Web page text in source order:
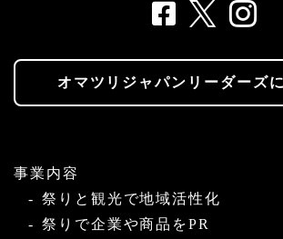
オマツリジャパンリーダーズ
事業内容
祭りと観光で地域活性化
祭りで企業や商品をPR